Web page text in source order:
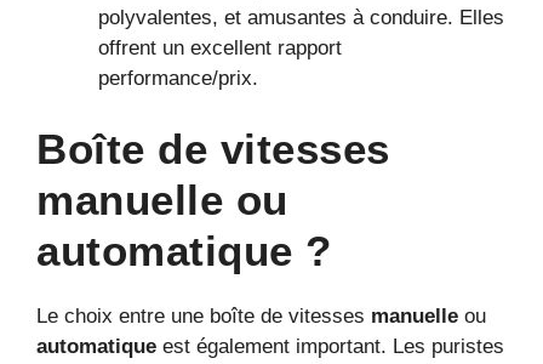
polyvalentes, et amusantes à conduire. Elles
offrent un excellent rapport
performance/prix.
Boîte de vitesses
manuelle ou
automatique ?
Le choix entre une boîte de vitesses manuelle ou
automatique est également important. Les puristes